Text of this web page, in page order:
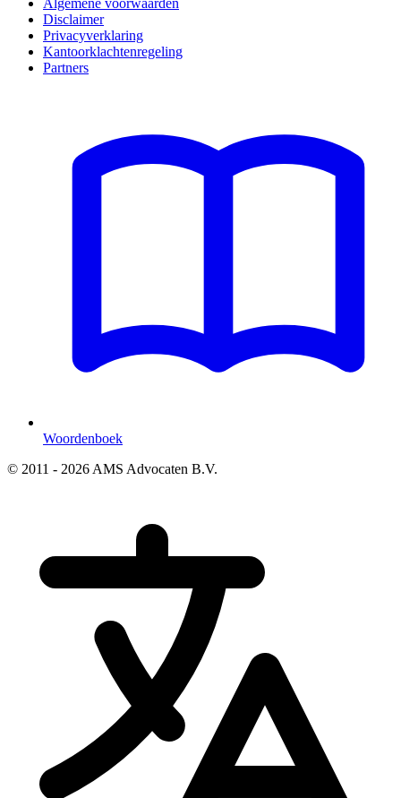
Algemene voorwaarden
Disclaimer
Privacyverklaring
Kantoorklachtenregeling
Partners
Woordenboek
© 2011 - 2026 AMS Advocaten B.V.